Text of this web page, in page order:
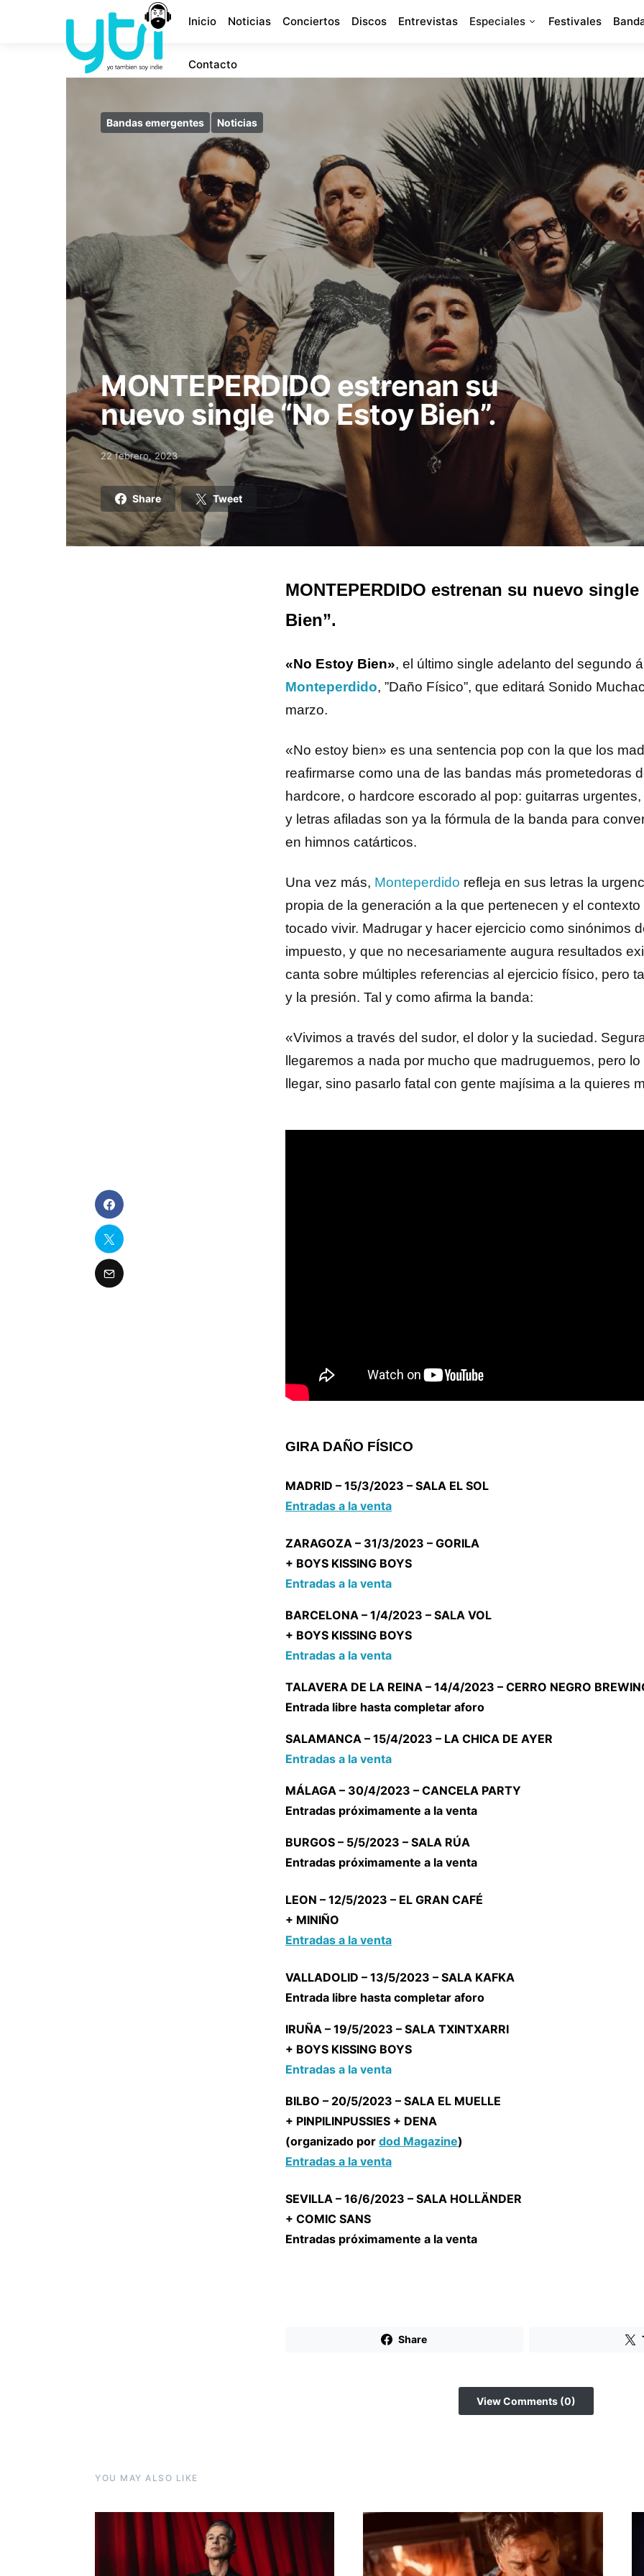
Inicio Noticias Conciertos Discos Entrevistas Especiales Festivales
Contacto
Bandas emergentes Noticias
MONTEPERDIDO estrenan su
nuevo single “No Estoy Bien”.
Posted on
22 febrero, 2023
Share Tweet
MONTEPERDIDO estrenan su nuevo
Bien”.
«No Estoy Bien», el último single adelanto del segundo
Monteperdido, ”Daño Físico”, que editará Sonido
marzo.
«No estoy bien» es una sentencia pop con la que los
reafirmarse como una de las bandas más prometedoras
hardcore, o hardcore escorado al pop: guitarras
y letras afiladas son ya la fórmula de la banda para
en himnos catárticos.
Una vez más, Monteperdido refleja en sus letras la
propia de la generación a la que pertenecen y el
tocado vivir. Madrugar y hacer ejercicio como sinónimos
impuesto, y que no necesariamente augura resultados
canta sobre múltiples referencias al ejercicio físico, pero
y la presión. Tal y como afirma la banda:
«Vivimos a través del sudor, el dolor y la suciedad.
llegaremos a nada por mucho que madruguemos, pero
llegar, sino pasarlo fatal con gente majísima a la quieres
GIRA DAÑO FÍSICO
MADRID – 15/3/2023 – SALA EL SOL
Entradas a la venta
ZARAGOZA – 31/3/2023 – GORILA
+ BOYS KISSING BOYS
Entradas a la venta
BARCELONA – 1/4/2023 – SALA VOL
+ BOYS KISSING BOYS
Entradas a la venta
TALAVERA DE LA REINA – 14/4/2023 – CERRO NEGRO
Entrada libre hasta completar aforo
SALAMANCA – 15/4/2023 – LA CHICA DE AYER
Entradas a la venta
MÁLAGA – 30/4/2023 – CANCELA PARTY
Entradas próximamente a la venta
BURGOS – 5/5/2023 – SALA RÚA
Entradas próximamente a la venta
LEON – 12/5/2023 – EL GRAN CAFÉ
+ MINIÑO
Entradas a la venta
VALLADOLID – 13/5/2023 – SALA KAFKA
Entrada libre hasta completar aforo
IRUÑA – 19/5/2023 – SALA TXINTXARRI
+ BOYS KISSING BOYS
Entradas a la venta
BILBO – 20/5/2023 – SALA EL MUELLE
+ PINPILINPUSSIES + DENA
(organizado por dod Magazine)
Entradas a la venta
SEVILLA – 16/6/2023 – SALA HOLLÄNDER
+ COMIC SANS
Entradas próximamente a la venta
Share
View Comments (0)
YOU MAY ALSO LIKE